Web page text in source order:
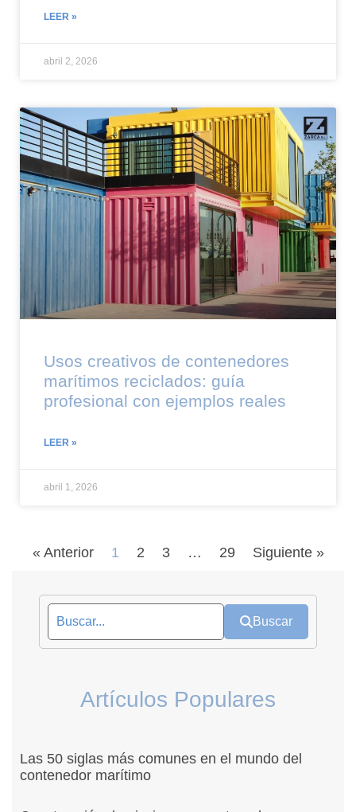
LEER »
abril 2, 2026
Usos creativos de contenedores
marítimos reciclados: guía
profesional con ejemplos reales
LEER »
abril 1, 2026
« Anterior 1 2 3 … 29 Siguiente »
Buscar
Artículos Populares
Las 50 siglas más comunes en el mundo del
contenedor marítimo